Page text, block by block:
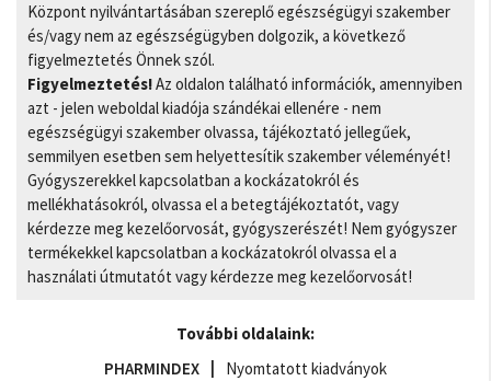
Központ nyilvántartásában szereplő egészségügyi szakember
és/vagy nem az egészségügyben dolgozik, a következő
figyelmeztetés Önnek szól.
Figyelmeztetés!Az oldalon található információk, amennyiben
azt - jelen weboldal kiadója szándékai ellenére - nem
egészségügyi szakember olvassa, tájékoztató jellegűek,
semmilyen esetben sem helyettesítik szakember véleményét!
Gyógyszerekkel kapcsolatban a kockázatokról és
mellékhatásokról, olvassa el a betegtájékoztatót, vagy
kérdezze meg kezelőorvosát, gyógyszerészét! Nem gyógyszer
termékekkel kapcsolatban a kockázatokról olvassa el a
használati útmutatót vagy kérdezze meg kezelőorvosát!
További oldalaink:
PHARMINDEX
Nyomtatott kiadványok